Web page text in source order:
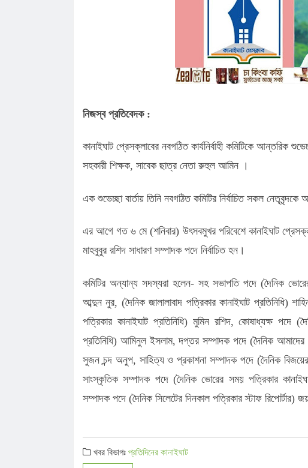
পাটোয়ারীরা, জানালেন কৃতজ্ঞতা
কানাইঘাটে শান্তিপূর্ণভাবে সম্পন্ন এনসিপির পথসভা
কানাইঘাটে এনসিপির মঞ্চ প্রস্তুত, ক'ড়া
নি'রা'প'ত্তা'য় পদযাত্রা আজ
কানাইঘাটের নতুন ইউএনও’র যোগদান, দায়িত্ব পালনে
চাইলেন সবার সহযোগিতা
লোভাছড়ার জব্দকৃত পাথর পা'চা'র'কালে ভলগেটসহ
নিজস্ব প্রতিবেদক :
কানাইঘাট প্রেসক্লাবের নবগঠিত কার্যনির্বাহী কমিটিকে আন্তরিক
সহকারী শিক্ষক, সাবেক ছাত্র নেতা রুহুল আমিন ।
এক শুভেচ্ছা বার্তায় তিনি নবগঠিত কমিটির নির্বাচিত সকল নেতৃবৃন্দকে
এর আগে গত ৬ মে (শনিবার) উৎসবমুখর পরিবেশে কানাইঘাট
মাহবুবুর রশিদ সাধারণ সম্পাদক পদে নির্বাচিত হন।
কমিটির অন্যান্য সদস্যরা হলেন- সহ সভাপতি পদে (দৈনিক ভোরের
আব্দুন নুর, (দৈনিক জালালাবাদ পত্রিকার কানাইঘাট প্রতিনিধি)
পত্রিকার কানাইঘাট প্রতিনিধি) মুমিন রশিদ, কোষাধ্যক্ষ পদে
প্রতিনিধি) আমিনুল ইসলাম, দপ্তর সম্পাদক পদে (দৈনিক আমাদের
সুজন চন্দ অনুপ, সাহিত্য ও প্রকাশনা সম্পাদক পদে (দৈনিক
সাংস্কৃতিক সম্পাদক পদে (দৈনিক ভোরের সময় পত্রিকার
সম্পাদক পদে (দৈনিক সিলেটের দিনকাল পত্রিকার স্টাফ রিপোর্টার)
খবর বিভাগঃপ্রতিদিনের কানাইঘাট